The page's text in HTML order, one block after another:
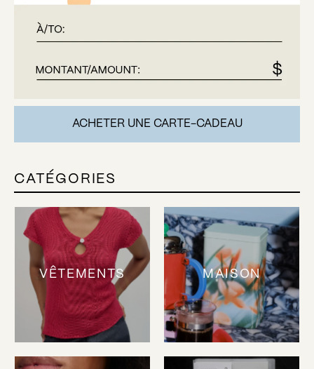
ACHETER UNE CARTE-CADEAU
CATÉGORIES
VÊTEMENTS MAISON